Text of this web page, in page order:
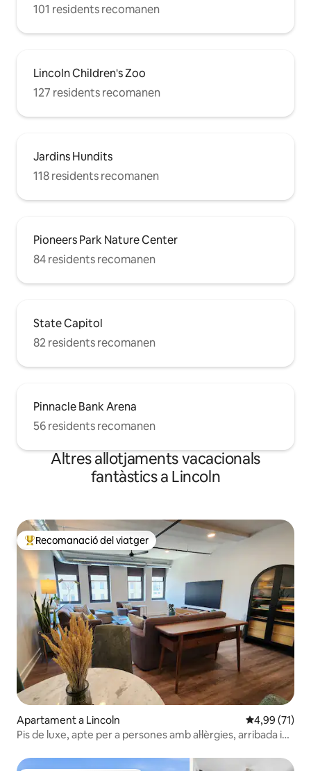
101 residents recomanen
Lincoln Children's Zoo
127 residents recomanen
Jardins Hundits
118 residents recomanen
Pioneers Park Nature Center
84 residents recomanen
State Capitol
82 residents recomanen
Pinnacle Bank Arena
56 residents recomanen
Altres allotjaments vacacionals
fantàstics a Lincoln
Principals recomanacions dels viatgers
Recomanació del viatger
Apartament a Lincoln 4,99 de
4,99 (71)
Pis de luxe, apte per a persones amb al·lèrgies, arribada i